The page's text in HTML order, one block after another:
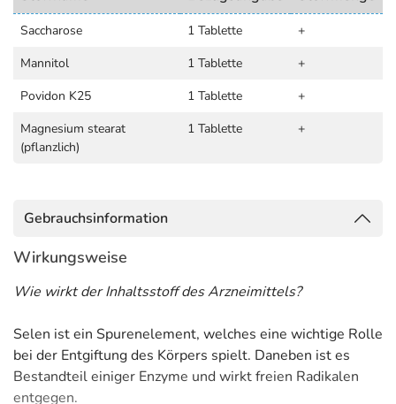
Saccharose 1 Tablette
+
Mannitol
1 Tablette
+
Povidon K25
1 Tablette
+
Magnesium stearat
(pflanzlich)
1 Tablette +
Gebrauchsinformation
Wirkungsweise
Wie wirkt der Inhaltsstoff des Arzneimittels?
Selen ist ein Spurenelement, welches eine wichtige Rolle
bei der Entgiftung des Körpers spielt. Daneben ist es
Bestandteil einiger Enzyme und wirkt freien Radikalen
entgegen.